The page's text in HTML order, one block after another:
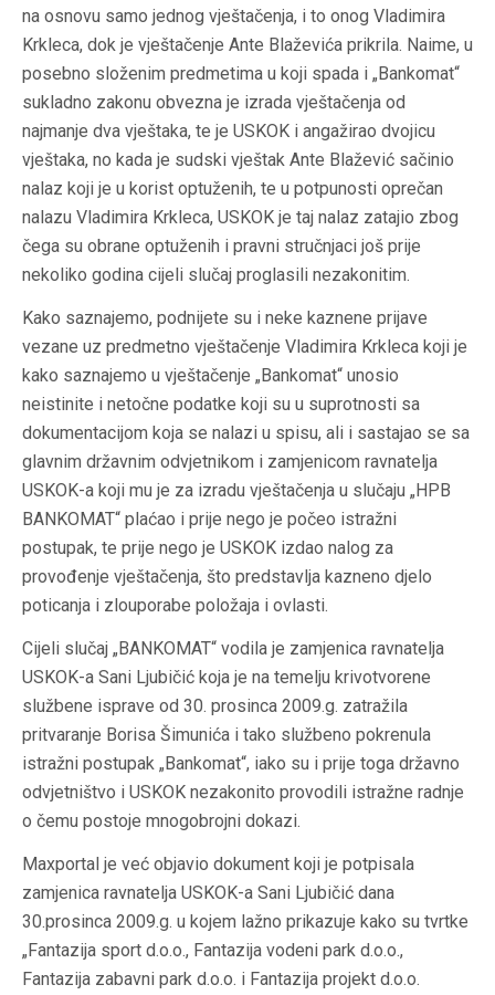
na osnovu samo jednog vještačenja, i to onog Vladimira
Krkleca, dok je vještačenje Ante Blaževića prikrila. Naime, u
posebno složenim predmetima u koji spada i „Bankomat“
sukladno zakonu obvezna je izrada vještačenja od
najmanje dva vještaka, te je USKOK i angažirao dvojicu
vještaka, no kada je sudski vještak Ante Blažević sačinio
nalaz koji je u korist optuženih, te u potpunosti oprečan
nalazu Vladimira Krkleca, USKOK je taj nalaz zatajio zbog
čega su obrane optuženih i pravni stručnjaci još prije
nekoliko godina cijeli slučaj proglasili nezakonitim.
Kako saznajemo, podnijete su i neke kaznene prijave
vezane uz predmetno vještačenje Vladimira Krkleca koji je
kako saznajemo u vještačenje „Bankomat“ unosio
neistinite i netočne podatke koji su u suprotnosti sa
dokumentacijom koja se nalazi u spisu, ali i sastajao se sa
glavnim državnim odvjetnikom i zamjenicom ravnatelja
USKOK-a koji mu je za izradu vještačenja u slučaju „HPB
BANKOMAT“ plaćao i prije nego je počeo istražni
postupak, te prije nego je USKOK izdao nalog za
provođenje vještačenja, što predstavlja kazneno djelo
poticanja i zlouporabe položaja i ovlasti.
Cijeli slučaj „BANKOMAT“ vodila je zamjenica ravnatelja
USKOK-a Sani Ljubičić koja je na temelju krivotvorene
službene isprave od 30. prosinca 2009.g. zatražila
pritvaranje Borisa Šimunića i tako službeno pokrenula
istražni postupak „Bankomat“, iako su i prije toga državno
odvjetništvo i USKOK nezakonito provodili istražne radnje
o čemu postoje mnogobrojni dokazi.
Maxportal je već objavio dokument koji je potpisala
zamjenica ravnatelja USKOK-a Sani Ljubičić dana
30.prosinca 2009.g. u kojem lažno prikazuje kako su tvrtke
„Fantazija sport d.o.o., Fantazija vodeni park d.o.o.,
Fantazija zabavni park d.o.o. i Fantazija projekt d.o.o.